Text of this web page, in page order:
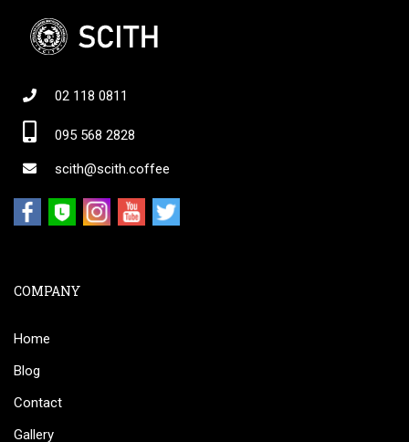
02 118 0811
095 568 2828
scith@scith.coffee
COMPANY
Home
Blog
Contact
Gallery